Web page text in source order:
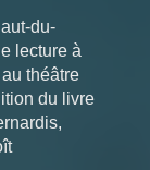
du-
lecture à
théâtre
du livre